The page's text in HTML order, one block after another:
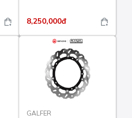
8,250,000đ
GALFER